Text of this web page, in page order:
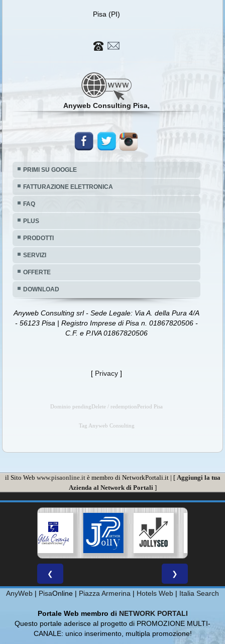
Pisa (PI)
Anyweb Consulting Pisa,
PRIMI SU GOOGLE
FATTURAZIONE ELETTRONICA
FAQ
PLUS
PRODOTTI
SERVIZI
OFFERTE
DOWNLOAD
Anyweb Consulting srl - Sede Legale: Via A. della Pura 4/A
- 56123 Pisa | Registro Imprese di Pisa n. 01867820506 -
C.F. e P.IVA 01867820506
[ Privacy ]
Dominio pendingDelete / redemptionPeriod Pisa
Tag Anyweb Consulting
il Sito Web www.pisaonline.itè membro di NetworkPortali.it | [ Aggiungi la tua
Azienda al Network di Portali]
❮ ❯
AnyWeb | PisaOnline | Piazza Armerina | Hotels Web | Italia Search
Portale Web membro di NETWORK PORTALI
Questo portale aderisce al progetto di PROMOZIONE MULTI-
CANALE: unico inserimento, multipla promozione!